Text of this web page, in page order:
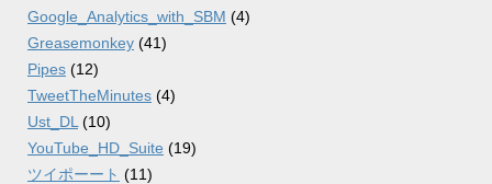
Google_Analytics_with_SBM (4)
Greasemonkey (41)
Pipes (12)
TweetTheMinutes (4)
Ust_DL (10)
YouTube_HD_Suite (19)
ツイポーート (11)